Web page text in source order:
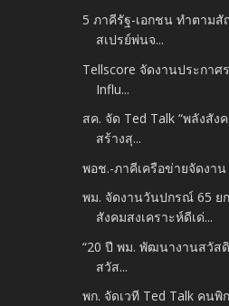
5 ภาคีรัฐ-เอกชน ทำตาม
สเปรย์พ่นจ...
Tellscore จัดงานประกาศ
Influ...
สค. จัด Ted Talk “พลังสัง
สร้างสุ...
พอช.-ภาคีเครือข่ายจัดงาน
พม. จัดงานวันปกรณ์ 65 ย
สังคมสงเคราะห์ดีเด่...
“20 ปี พม. พัฒนางานสวัส
สวัส...
พก. จัดเวที Ted Talk คนพิ